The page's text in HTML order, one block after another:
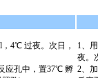
4℃ 过夜。次日，
应孔中，置37℃ 孵
1、
夜。
2、